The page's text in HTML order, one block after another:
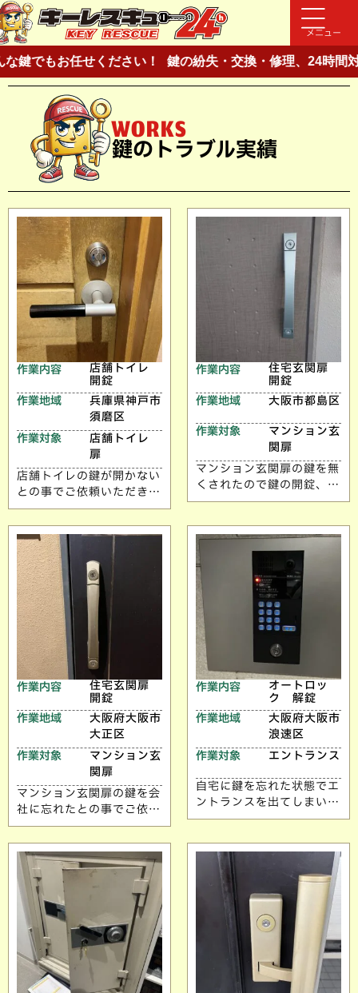
メニュー
でもお任せください！ 鍵の紛失・交換・修理、24時間対
WORKS
鍵のトラブル実績
作業内容 店舗トイレ
開錠
作業地域
兵庫県神戸市
須磨区
作業対象
店舗トイレ
扉
店舗トイレの鍵が開かない
との事でご依頼いただきま
した。 ご依頼ありがとう
ございます。
作業内容 住宅玄関扉
開錠
作業地域
大阪市都島区
作業対象
マンション玄
関扉
マンション玄関扉の鍵を無
くされたので鍵の開錠、交
換のご依頼いただきまし
ざいます。
作業内容 住宅玄関扉
開錠
作業地域
大阪府大阪市
大正区
作業対象
マンション玄
関扉
マンション玄関扉の鍵を会
社に忘れたとの事でご依頼
いただきました。 ご依頼
ありがとうございます。
作業内容 オートロッ
ク 解錠
作業地域
大阪府大阪市
浪速区
作業対象
エントランス
自宅に鍵を忘れた状態でエ
ントランスを出てしまい解
錠のご依頼いただきまし
ざいます。